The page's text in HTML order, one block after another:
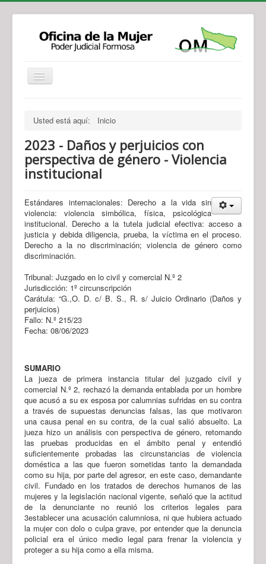
Legislación
Novedades
Recursos y Servicios de Atención
Contacto
Usted está aquí: Inicio
2023 - Daños y perjuicios con
perspectiva de género - Violencia
institucional
Estándares internacionales: Derecho a la vida sin
violencia: violencia simbólica, física, psicológica
institucional. Derecho a la tutela judicial efectiva: acceso a
justicia y debida diligencia, prueba, la víctima en el proceso.
Derecho a la no discriminación; violencia de género como
discriminación.
Tribunal: Juzgado en lo civil y comercial N.º 2
Jurisdicción: 1º circunscripción
Carátula: “G.,O. D. c/ B. S., R. s/ Juicio Ordinario (Daños y
perjuicios)
Fallo: N.º 215/23
Fecha: 08/06/2023
SUMARIO
La jueza de primera instancia titular del juzgado civil y
comercial N.º 2, rechazó la demanda entablada por un hombre
que acusó a su ex esposa por calumnias sufridas en su contra
a través de supuestas denuncias falsas, las que motivaron
una causa penal en su contra, de la cual salió absuelto. La
jueza hizo un análisis con perspectiva de género, retomando
las pruebas producidas en el ámbito penal y entendió
suficientemente probadas las circunstancias de violencia
doméstica a las que fueron sometidas tanto la demandada
como su hija, por parte del agresor, en este caso, demandante
civil. Fundado en los tratados de derechos humanos de las
mujeres y la legislación nacional vigente, señaló que la actitud
de la denunciante no reunió los criterios legales para
3establecer una acusación calumniosa, ni que hubiera actuado
la mujer con dolo o culpa grave, por entender que la denuncia
policial era el único medio legal para frenar la violencia y
proteger a su hija como a ella misma.